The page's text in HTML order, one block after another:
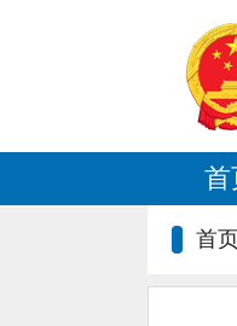
首
首